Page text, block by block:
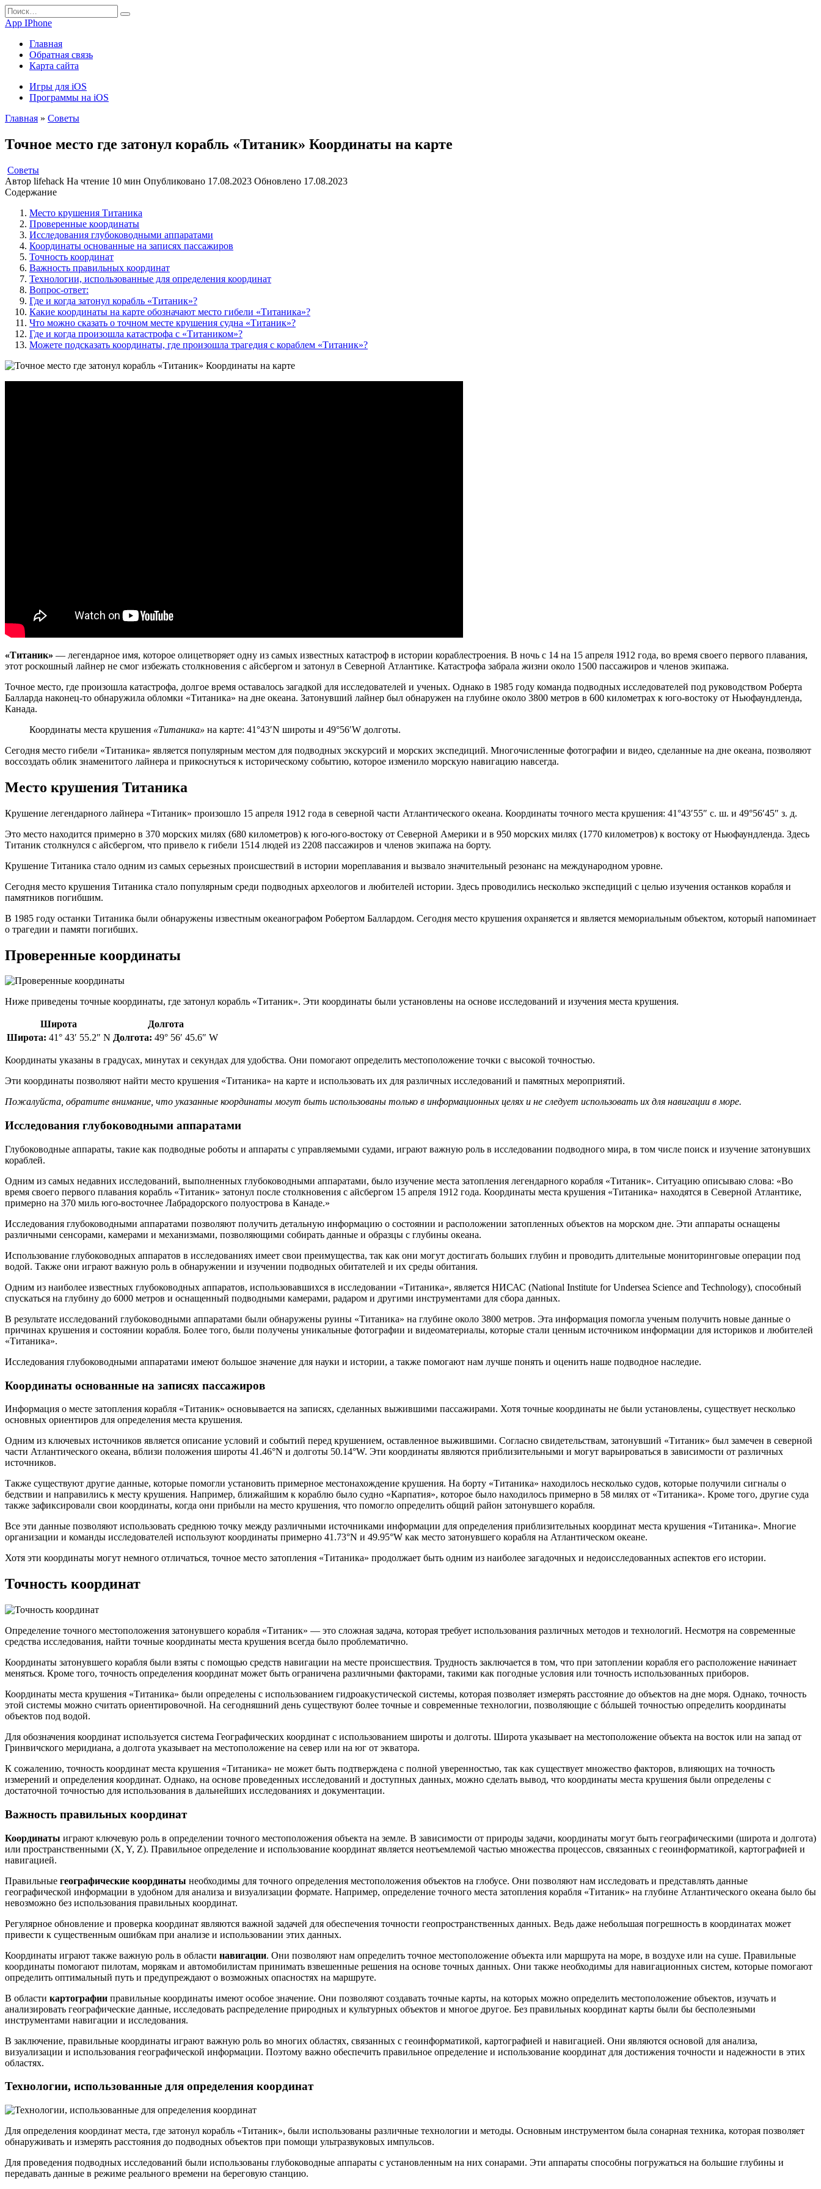
Перейти
к
содержанию
Search
for:
App IPhone
Главная
Обратная связь
Карта сайта
Игры для iOS
Программы на iOS
Главная » Советы
Точное место где затонул корабль «Титаник» Координаты на карте
Советы
Автор lifehack На чтение 10 мин Опубликовано 17.08.2023 Обновлено 17.08.2023
Содержание
Место крушения Титаника
Проверенные координаты
Исследования глубоководными аппаратами
Координаты основанные на записях пассажиров
Точность координат
Важность правильных координат
Технологии, использованные для определения координат
Вопрос-ответ:
Где и когда затонул корабль «Титаник»?
Какие координаты на карте обозначают место гибели «Титаника»?
Что можно сказать о точном месте крушения судна «Титаник»?
Где и когда произошла катастрофа с «Титаником»?
Можете подсказать координаты, где произошла трагедия с кораблем «Титаник»?
«Титаник» — легендарное имя, которое олицетворяет одну из самых известных катастроф в истории кораблестроения. В ночь с 14 на 15 апреля 1912 года, во время своего первого плавания,
этот роскошный лайнер не смог избежать столкновения с айсбергом и затонул в Северной Атлантике. Катастрофа забрала жизни около 1500 пассажиров и членов экипажа.
Точное место, где произошла катастрофа, долгое время оставалось загадкой для исследователей и ученых. Однако в 1985 году команда подводных исследователей под руководством Роберта
Балларда наконец-то обнаружила обломки «Титаника» на дне океана. Затонувший лайнер был обнаружен на глубине около 3800 метров в 600 километрах к юго-востоку от Ньюфаундленда,
Канада.
Координаты места крушения «Титаника» на карте: 41°43′N широты и 49°56′W долготы.
Сегодня место гибели «Титаника» является популярным местом для подводных экскурсий и морских экспедиций. Многочисленные фотографии и видео, сделанные на дне океана, позволяют
воссоздать облик знаменитого лайнера и прикоснуться к историческому событию, которое изменило морскую навигацию навсегда.
Место крушения Титаника
Крушение легендарного лайнера «Титаник» произошло 15 апреля 1912 года в северной части Атлантического океана. Координаты точного места крушения: 41°43′55″ с. ш. и 49°56′45″ з. д.
Это место находится примерно в 370 морских милях (680 километров) к юго-юго-востоку от Северной Америки и в 950 морских милях (1770 километров) к востоку от Ньюфаундленда. Здесь
Титаник столкнулся с айсбергом, что привело к гибели 1514 людей из 2208 пассажиров и членов экипажа на борту.
Крушение Титаника стало одним из самых серьезных происшествий в истории мореплавания и вызвало значительный резонанс на международном уровне.
Сегодня место крушения Титаника стало популярным среди подводных археологов и любителей истории. Здесь проводились несколько экспедиций с целью изучения останков корабля и
памятников погибшим.
В 1985 году останки Титаника были обнаружены известным океанографом Робертом Баллардом. Сегодня место крушения охраняется и является мемориальным объектом, который напоминает
о трагедии и памяти погибших.
Проверенные координаты
Ниже приведены точные координаты, где затонул корабль «Титаник». Эти координаты были установлены на основе исследований и изучения места крушения.
Широта
Долгота
Широта: 41° 43′ 55.2″ N Долгота: 49° 56′ 45.6″ W
Координаты указаны в градусах, минутах и секундах для удобства. Они помогают определить местоположение точки с высокой точностью.
Эти координаты позволяют найти место крушения «Титаника» на карте и использовать их для различных исследований и памятных мероприятий.
Пожалуйста, обратите внимание, что указанные координаты могут быть использованы только в информационных целях и не следует использовать их для навигации в море.
Исследования глубоководными аппаратами
Глубоководные аппараты, такие как подводные роботы и аппараты с управляемыми судами, играют важную роль в исследовании подводного мира, в том числе поиск и изучение затонувших
кораблей.
Одним из самых недавних исследований, выполненных глубоководными аппаратами, было изучение места затопления легендарного корабля «Титаник». Ситуацию описываю слова: «Во
время своего первого плавания корабль «Титаник» затонул после столкновения с айсбергом 15 апреля 1912 года. Координаты места крушения «Титаника» находятся в Северной Атлантике,
примерно на 370 миль юго-восточнее Лабрадорского полуострова в Канаде.»
Исследования глубоководными аппаратами позволяют получить детальную информацию о состоянии и расположении затопленных объектов на морском дне. Эти аппараты оснащены
различными сенсорами, камерами и механизмами, позволяющими собирать данные и образцы с глубины океана.
Использование глубоководных аппаратов в исследованиях имеет свои преимущества, так как они могут достигать больших глубин и проводить длительные мониторинговые операции под
водой. Также они играют важную роль в обнаружении и изучении подводных обитателей и их среды обитания.
Одним из наиболее известных глубоководных аппаратов, использовавшихся в исследовании «Титаника», является НИСАС (National Institute for Undersea Science and Technology), способный
спускаться на глубину до 6000 метров и оснащенный подводными камерами, радаром и другими инструментами для сбора данных.
В результате исследований глубоководными аппаратами были обнаружены руины «Титаника» на глубине около 3800 метров. Эта информация помогла ученым получить новые данные о
причинах крушения и состоянии корабля. Более того, были получены уникальные фотографии и видеоматериалы, которые стали ценным источником информации для историков и любителей
«Титаника».
Исследования глубоководными аппаратами имеют большое значение для науки и истории, а также помогают нам лучше понять и оценить наше подводное наследие.
Координаты основанные на записях пассажиров
Информация о месте затопления корабля «Титаник» основывается на записях, сделанных выжившими пассажирами. Хотя точные координаты не были установлены, существует несколько
основных ориентиров для определения места крушения.
Одним из ключевых источников является описание условий и событий перед крушением, оставленное выжившими. Согласно свидетельствам, затонувший «Титаник» был замечен в северной
части Атлантического океана, вблизи положения широты 41.46°N и долготы 50.14°W. Эти координаты являются приблизительными и могут варьироваться в зависимости от различных
источников.
Также существуют другие данные, которые помогли установить примерное местонахождение крушения. На борту «Титаника» находилось несколько судов, которые получили сигналы о
бедствии и направились к месту крушения. Например, ближайшим к кораблю было судно «Карпатия», которое было находилось примерно в 58 милях от «Титаника». Кроме того, другие суда
также зафиксировали свои координаты, когда они прибыли на место крушения, что помогло определить общий район затонувшего корабля.
Все эти данные позволяют использовать среднюю точку между различными источниками информации для определения приблизительных координат места крушения «Титаника». Многие
организации и команды исследователей используют координаты примерно 41.73°N и 49.95°W как место затонувшего корабля на Атлантическом океане.
Хотя эти координаты могут немного отличаться, точное место затопления «Титаника» продолжает быть одним из наиболее загадочных и недоисследованных аспектов его истории.
Точность координат
Определение точного местоположения затонувшего корабля «Титаник» — это сложная задача, которая требует использования различных методов и технологий. Несмотря на современные
средства исследования, найти точные координаты места крушения всегда было проблематично.
Координаты затонувшего корабля были взяты с помощью средств навигации на месте происшествия. Трудность заключается в том, что при затоплении корабля его расположение начинает
меняться. Кроме того, точность определения координат может быть ограничена различными факторами, такими как погодные условия или точность использованных приборов.
Координаты места крушения «Титаника» были определены с использованием гидроакустической системы, которая позволяет измерять расстояние до объектов на дне моря. Однако, точность
этой системы можно считать ориентировочной. На сегодняшний день существуют более точные и современные технологии, позволяющие с бóльшей точностью определить координаты
объектов под водой.
Для обозначения координат используется система Географических координат с использованием широты и долготы. Широта указывает на местоположение объекта на восток или на запад от
Гринвичского меридиана, а долгота указывает на местоположение на север или на юг от экватора.
К сожалению, точность координат места крушения «Титаника» не может быть подтверждена с полной уверенностью, так как существует множество факторов, влияющих на точность
измерений и определения координат. Однако, на основе проведенных исследований и доступных данных, можно сделать вывод, что координаты места крушения были определены с
достаточной точностью для использования в дальнейших исследованиях и документации.
Важность правильных координат
Координаты играют ключевую роль в определении точного местоположения объекта на земле. В зависимости от природы задачи, координаты могут быть географическими (широта и долгота)
или пространственными (X, Y, Z). Правильное определение и использование координат является неотъемлемой частью множества процессов, связанных с геоинформатикой, картографией и
навигацией.
Правильные географические координаты необходимы для точного определения местоположения объектов на глобусе. Они позволяют нам исследовать и представлять данные
географической информации в удобном для анализа и визуализации формате. Например, определение точного места затопления корабля «Титаник» на глубине Атлантического океана было бы
невозможно без использования правильных координат.
Регулярное обновление и проверка координат являются важной задачей для обеспечения точности геопространственных данных. Ведь даже небольшая погрешность в координатах может
привести к существенным ошибкам при анализе и использовании этих данных.
Координаты играют также важную роль в области навигации. Они позволяют нам определить точное местоположение объекта или маршрута на море, в воздухе или на суше. Правильные
координаты помогают пилотам, морякам и автомобилистам принимать взвешенные решения на основе точных данных. Они также необходимы для навигационных систем, которые помогают
определить оптимальный путь и предупреждают о возможных опасностях на маршруте.
В области картографии правильные координаты имеют особое значение. Они позволяют создавать точные карты, на которых можно определить местоположение объектов, изучать и
анализировать географические данные, исследовать распределение природных и культурных объектов и многое другое. Без правильных координат карты были бы бесполезными
инструментами навигации и исследования.
В заключение, правильные координаты играют важную роль во многих областях, связанных с геоинформатикой, картографией и навигацией. Они являются основой для анализа,
визуализации и использования географической информации. Поэтому важно обеспечить правильное определение и использование координат для достижения точности и надежности в этих
областях.
Технологии, использованные для определения координат
Для определения координат места, где затонул корабль «Титаник», были использованы различные технологии и методы. Основным инструментом была сонарная техника, которая позволяет
обнаруживать и измерять расстояния до подводных объектов при помощи ультразвуковых импульсов.
Для проведения подводных исследований были использованы глубоководные аппараты с установленным на них сонарами. Эти аппараты способны погружаться на большие глубины и
передавать данные в режиме реального времени на береговую станцию.